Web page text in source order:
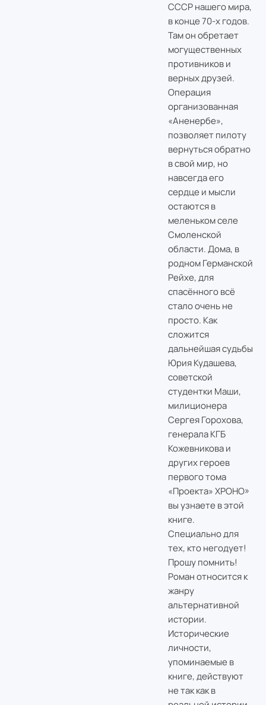
СССР нашего мира,
в конце 70-х годов.
Там он обретает
могущественных
противников и
верных друзей.
Операция
организованная
«Аненербе»,
позволяет пилоту
вернуться обратно
в свой мир, но
навсегда его
сердце и мысли
остаются в
меленьком селе
Смоленской
области. Дома, в
родном Германской
Рейхе, для
спасённого всё
стало очень не
просто. Как
сложится
дальнейшая судьбы
Юрия Кудашева,
советской
студентки Маши,
милиционера
Сергея Горохова,
генерала КГБ
Кожевникова и
других героев
первого тома
«Проекта» ХРОНО»
вы узнаете в этой
книге.
Специально для
тех, кто негодует!
Прошу помнить!
Роман относится к
жанру
альтернативной
истории.
Исторические
личности,
упоминаемые в
книге, действуют
не так как в